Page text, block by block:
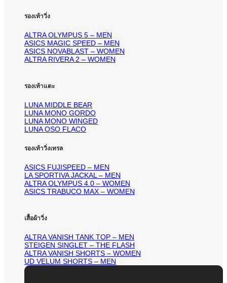
รองเท้าวิ่ง
ALTRA OLYMPUS 5 – MEN
ASICS MAGIC SPEED – MEN
ASICS NOVABLAST – WOMEN
ALTRA RIVERA 2 – WOMEN
รองเท้าแตะ
LUNA MIDDLE BEAR
LUNA MONO GORDO
LUNA MONO WINGED
LUNA OSO FLACO
รองเท้าวิ่งเทรล
ASICS FUJISPEED – MEN
LA SPORTIVA JACKAL – MEN
ALTRA OLYMPUS 4.0 – WOMEN
ASICS TRABUCO MAX – WOMEN
เสื้อผ้าวิ่ง
ALTRA VANISH TANK TOP – MEN
STEIGEN SINGLET – THE FLASH
ALTRA VANISH SHORTS – WOMEN
UD VELUM SHORTS – MEN